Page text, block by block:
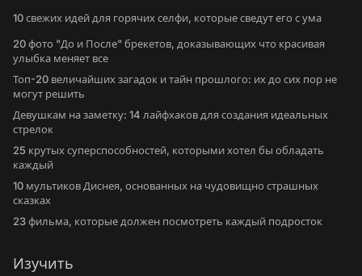
10 свежих идей для горячих селфи, которые сведут его с ума
20 фото "До и После" брекетов, доказывающих что красивая
улыбка меняет все
Топ-20 величайших загадок и тайн прошлого: их до сих пор не
могут решить
Девушкам на заметку: 14 лайфхаков для создания идеальных
стрелок
25 крутых суперспособностей, которыми хотел бы обладать
каждый
10 мультиков Диснея, основанных на чудовищно страшных
сказках
23 фильма, которые должен посмотреть каждый подросток
Изучить